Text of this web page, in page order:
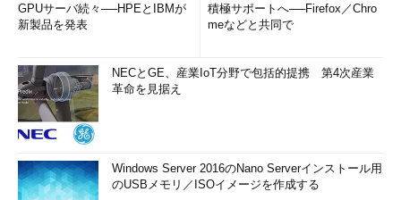
GPUサーバ続々──HPEとIBMが
新製品を発表
積極サポートへ──Firefox／Chro
meなどと共同で
NECとGE、産業IoT分野で包括的提携 第4次産業
革命を見据え
Windows Server 2016のNano Serverインストール用
のUSBメモリ／ISOイメージを作成する